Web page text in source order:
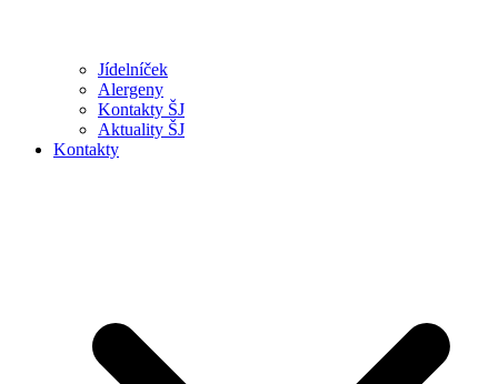
Jídelníček
Alergeny
Kontakty ŠJ
Aktuality ŠJ
Kontakty